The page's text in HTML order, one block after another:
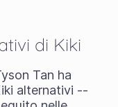
di Kiki
Tan ha
alternativi --